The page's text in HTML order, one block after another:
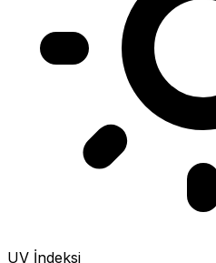
UV İndeksi